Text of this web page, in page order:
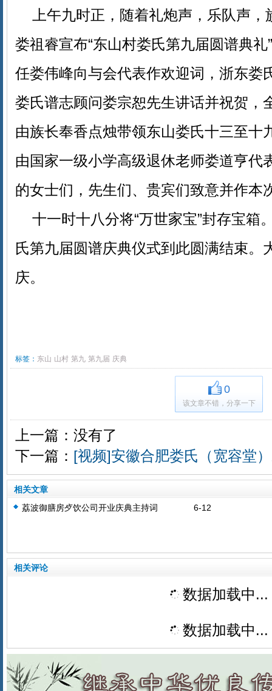
上午九时正，随着礼炮声，乐队声
娄祖睿宣布“东山村娄氏第九届圆谱典
任娄伟峰向与会代表作欢迎词，浙东娄
娄氏谱志顾问娄宗恕先生讲话并祝贺，
由族长奉香点烛带领东山娄氏十三至十
由国家一级小学高级退休老师娄道亨代
的女士们，先生们、贵宾们致意并作本
十一时十八分将“万世家宝”封存宝箱
氏第九届圆谱庆典仪式到此圆满结束。
庆。
标签： 东山 山村 第九 第九届 庆典
0
该文章不错，分享一下
上一篇：没有了
下一篇： [视频]安徽合肥娄氏（宽容堂
相关文章
6-12
荔波御膳房歺饮公司开业庆典主持词
相关评论
数据加载中...
数据加载中...